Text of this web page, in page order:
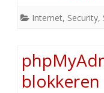
Internet, Security,
blokkeren